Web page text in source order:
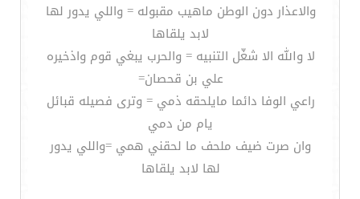
والاعذار دون الوطن ماهيب مقبوله = واللي يدور لها
لابد يلقاها
لا والله الا شغّل التنبيه = والحرب يبغي قوم واذخيره
علي بن قحصان=
راعي الوفا دائما مايلحقه ذمي = وترى فصيله قبائل
يام من دمي
وان صرت ضيف ملحف ما لحقني همي =واللي يدور
لها لابد يلقاها